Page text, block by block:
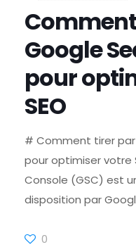
Google
pour
SEO
# Comment tirer
pour optimiser votre
Console (GSC) est
disposition par
0